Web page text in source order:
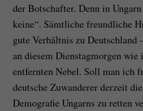
der Botschafter. Denn in
keine“. Sämtliche freundliche
gute Verhältnis zu Deutschland
an diesem Dienstagmorgen wie
entfernten Nebel. Soll man ich
deutsche Zuwanderer derzeit
Demografie Ungarns zu retten